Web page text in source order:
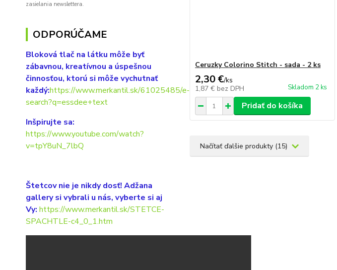
zasielania newslettera.
ODPORÚČAME
Bloková tlač na látku môže byť
zábavnou, kreatívnou a úspešnou
činnosťou, ktorú si môže vychutnať
každý:https://www.merkantil.sk/61025485/e-
search?q=essdee+text
Inšpirujte sa:
https://www.youtube.com/watch?
v=tpY8uN_7lbQ
Štetcov nie je nikdy dosť! Adžana
gallery si vybrali u nás, vyberte si aj
Vy: https://www.merkantil.sk/STETCE-
SPACHTLE-c4_0_1.htm
Ceruzky Colorino Stitch - sada - 2 ks
2,30 €/ks
1,87 € bez DPH Skladom 2 ks
Pridať do košíka
Načítať ďalšie produkty (15)